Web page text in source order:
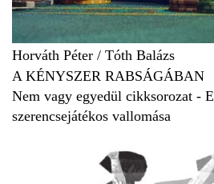
Horváth Péter / Tóth Balázs
A KÉNYSZER RABSÁGÁBAN
Nem vagy egyedül cikksorozat -
szerencsejátékos vallomása